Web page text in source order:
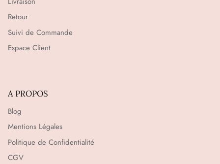
Retour
Suivi de Commande
Espace Client
A PROPOS
Blog
Mentions Légales
Politique de Confidentialité
CGV